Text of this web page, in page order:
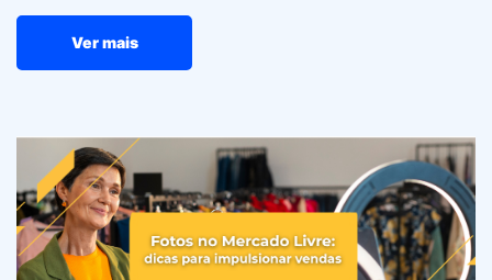
Ver mais
Fotos no Mercado Livre: dicas para impulsionar vendas